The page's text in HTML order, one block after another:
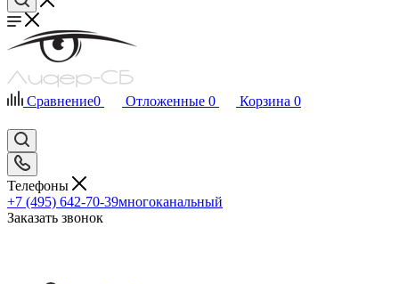
Сравнение0 Отложенные 0 Корзина 0
Телефоны
+7 (495) 642-70-39многоканальный
Заказать звонок